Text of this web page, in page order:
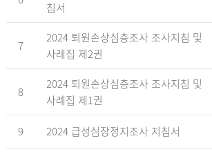
침서
7
2024 퇴원손상심층조사 조사지침 및
사례집 제2권
8
2024 퇴원손상심층조사 조사지침 및
사례집 제1권
9 2024 급성심장정지조사 지침서